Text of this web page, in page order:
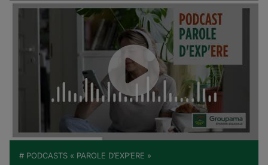
# PODCASTS « PAROLE D’EXP’ERE »